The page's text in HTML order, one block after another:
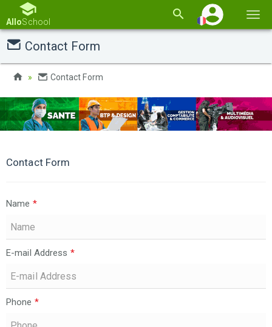
la
AlloSchool
Contact Form
Contact Form
Contact Form
Name *
E-mail Address *
Phone *